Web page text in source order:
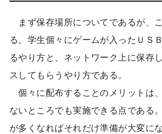
まず保存場所についてであるが、
る。学生個々にゲームが入ったＵＳ
るやり方と、ネットワーク上に保存
スしてもらうやり方である。
個々に配布することのメリットは
ないところでも実施できる点である
が多くなればそれだけ準備が大変に